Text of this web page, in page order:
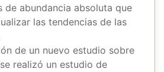
de abundancia absoluta que
las tendencias de las
de un nuevo estudio sobre
realizó un estudio de